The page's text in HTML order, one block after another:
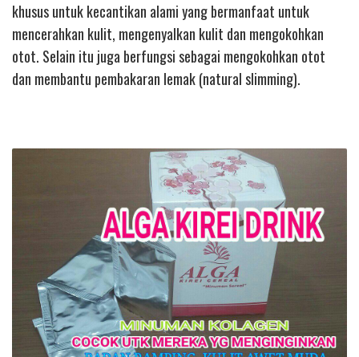
khusus untuk kecantikan alami yang bermanfaat untuk
mencerahkan kulit, mengenyalkan kulit dan mengokohkan
otot. Selain itu juga berfungsi sebagai mengokohkan otot
dan membantu pembakaran lemak (natural slimming).